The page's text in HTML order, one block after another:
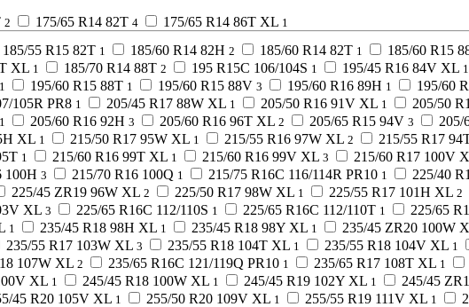
2 175/65 R14 82T 4 175/65 R14 86T XL 1
185/55 R15 82T 1 185/60 R14 82H 2 185/60 R14 82T 1 185/60 R15
XL 1 185/70 R14 88T 2 195 R15C 106/104S 1 195/45 R16 84V XL 1
1 195/60 R15 88T 1 195/60 R15 88V 3 195/60 R16 89H 1 195/60
105R PR8 1 205/45 R17 88W XL 1 205/50 R16 91V XL 1 205/50
1 205/60 R16 92H 3 205/60 R16 96T XL 2 205/65 R15 94V 3 205/
XL 1 215/50 R17 95W XL 1 215/55 R16 97W XL 2 215/55 R17
1 215/60 R16 99T XL 1 215/60 R16 99V XL 3 215/60 R17 100V
100H 3 215/70 R16 100Q 1 215/75 R16C 116/114R PR10 1 225/40
225/45 ZR19 96W XL 2 225/50 R17 98W XL 1 225/55 R17 101H XL 2
XL 3 225/65 R16C 112/110S 1 225/65 R16C 112/110T 1 225/65
1 235/45 R18 98H XL 1 235/45 R18 98Y XL 1 235/45 ZR20 100W
235/55 R17 103W XL 3 235/55 R18 104T XL 1 235/55 R18 104V XL 1
107W XL 2 235/65 R16C 121/119Q PR10 1 235/65 R17 108T XL 1
XL 1 245/45 R18 100W XL 1 245/45 R19 102Y XL 1 245/45
45 R20 105V XL 1 255/50 R20 109V XL 1 255/55 R19 111V XL 1